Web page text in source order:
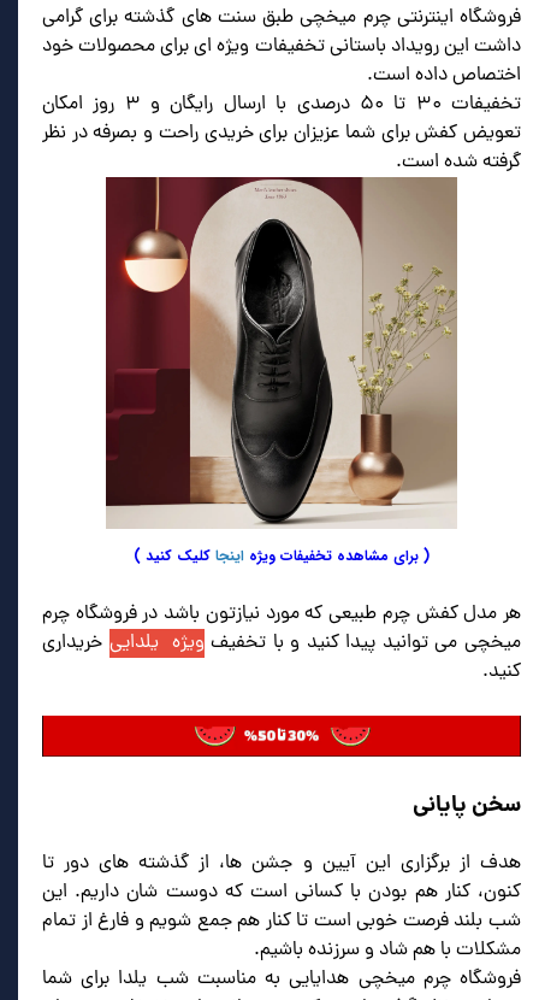
فروشگاه اینترنتی چرم میخچی طبق سنت های گذشته برای گرامی
داشت این رویداد باستانی تخفیفات ویژه ای برای محصولات خود
اختصاص داده است.
تخفیفات ۳۰ تا ۵۰ درصدی با ارسال رایگان و ۳ روز امکان
تعویض کفش برای شما عزیزان برای خریدی راحت و بصرفه در نظر
گرفته شده است.
( برای مشاهده تخفیفات ویژه اینجا کلیک کنید )
هر مدل کفش چرم طبیعی که مورد نیازتون باشد در فروشگاه چرم
میخچی می توانید پیدا کنید و با تخفیف ویژه یلدایی خریداری
کنید.
سخن پایانی
هدف از برگزاری این آیین و جشن ها، از گذشته های دور تا
کنون، کنار هم بودن با کسانی است که دوست شان داریم. این
شب بلند فرصت خوبی است تا کنار هم جمع شویم و فارغ از تمام
مشکلات با هم شاد و سرزنده باشیم.
فروشگاه چرم میخچی هدایایی به مناسبت شب یلدا برای شما